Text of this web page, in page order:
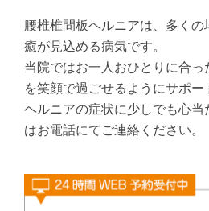
腰椎椎間板ヘルニアは、多く
癒が見込める病気です。
当院ではお一人おひとりに合っ
を笑顔で過ごせるようにサポー
ヘルニアの症状に少しでも心
はお電話にてご連絡ください。